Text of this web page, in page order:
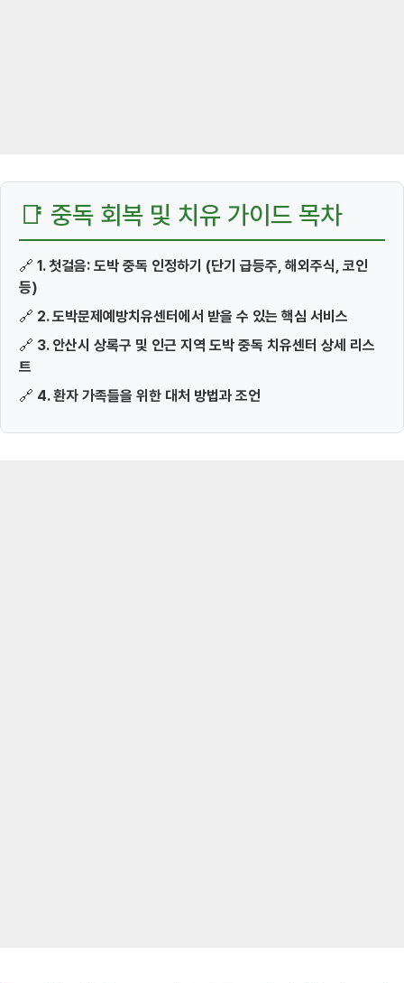
📑 중독 회복 및 치유 가이드 목차
🔗 1. 첫걸음: 도박 중독 인정하기 (단기 급등주, 해외주식, 코인
등)
🔗 2. 도박문제예방치유센터에서 받을 수 있는 핵심 서비스
🔗 3. 안산시 상록구 및 인근 지역 도박 중독 치유센터 상세 리스
트
🔗 4. 환자 가족들을 위한 대처 방법과 조언